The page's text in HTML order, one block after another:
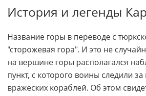
История и легенды
Название горы в переводе с
"сторожевая гора". И это не
на вершине горы располагался
пункт, с которого воины следили
вражеских кораблей. Об этом